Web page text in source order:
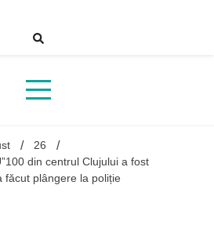
26
din centrul Clujului a fost
făcut plângere la poliție